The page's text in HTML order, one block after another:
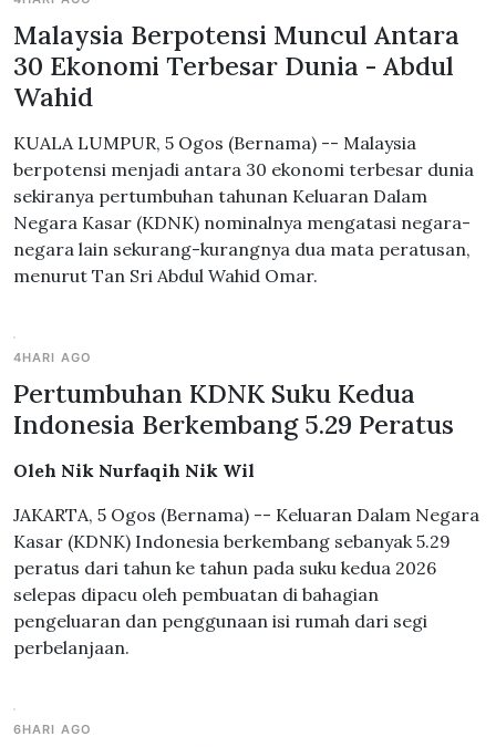
Malaysia Berpotensi Muncul Antara
30 Ekonomi Terbesar Dunia - Abdul
Wahid
KUALA LUMPUR, 5 Ogos (Bernama) -- Malaysia
berpotensi menjadi antara 30 ekonomi terbesar dunia
sekiranya pertumbuhan tahunan Keluaran Dalam
Negara Kasar (KDNK) nominalnya mengatasi negara-
negara lain sekurang-kurangnya dua mata peratusan,
menurut Tan Sri Abdul Wahid Omar.
4HARI AGO
Pertumbuhan KDNK Suku Kedua
Indonesia Berkembang 5.29 Peratus
Oleh Nik Nurfaqih Nik Wil
JAKARTA, 5 Ogos (Bernama) -- Keluaran Dalam Negara
Kasar (KDNK) Indonesia berkembang sebanyak 5.29
peratus dari tahun ke tahun pada suku kedua 2026
selepas dipacu oleh pembuatan di bahagian
pengeluaran dan penggunaan isi rumah dari segi
perbelanjaan.
6HARI AGO